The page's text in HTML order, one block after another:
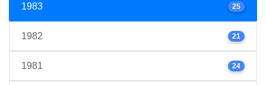
1983 25
1982 21
1981 24